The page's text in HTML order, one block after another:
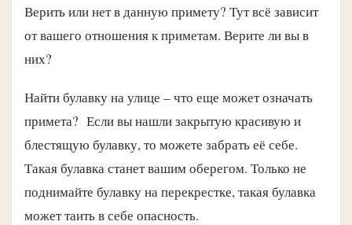
Верить или нет в данную примету? Тут всё зависит
от вашего отношения к приметам. Верите ли вы в
них?
Найти булавку на улице – что еще может означать
примета? Если вы нашли закрытую красивую и
блестящую булавку, то можете забрать её себе.
Такая булавка станет вашим оберегом. Только не
поднимайте булавку на перекрестке, такая булавка
может таить в себе опасность.